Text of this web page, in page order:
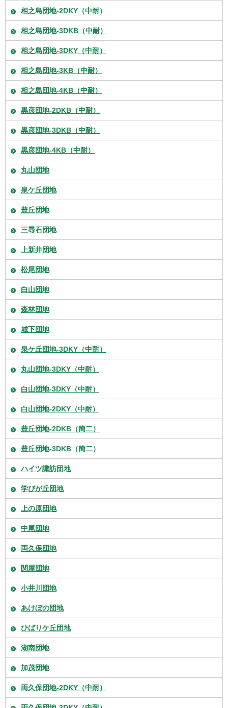
相之島団地-2DKY（中耐）
相之島団地-3DKB（中耐）
相之島団地-3DKY（中耐）
相之島団地-3KB（中耐）
相之島団地-4KB（中耐）
黒彦団地-2DKB（中耐）
黒彦団地-3DKB（中耐）
黒彦団地-4KB（中耐）
丸山団地
泉ケ丘団地
豊丘団地
三尋石団地
上新井団地
松尾団地
白山団地
森林団地
城下団地
泉ケ丘団地-3DKY（中耐）
丸山団地-3DKY（中耐）
白山団地-3DKY（中耐）
白山団地-2DKY（中耐）
豊丘団地-2DKB（簡二）
豊丘団地-3DKB（簡二）
ハイツ諏訪団地
学びが丘団地
上の原団地
中尾団地
両久保団地
関屋団地
小井川団地
あけぼの団地
ひばりケ丘団地
湖南団地
加茂団地
両久保団地-2DKY（中耐）